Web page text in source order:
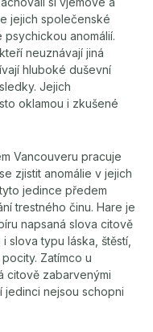
jejich společenské
anomálií.
neuznávají jiná
hluboké duševní
Jejich
oklamou i zkušené
Vancouveru pracuje
zjistit anomálie v jejich
jedince předem
trestného činu. Hare je
napsaná slova citově
slova typu láska, štěstí,
Zatímco u
citově zabarvenými
jedinci nejsou schopni